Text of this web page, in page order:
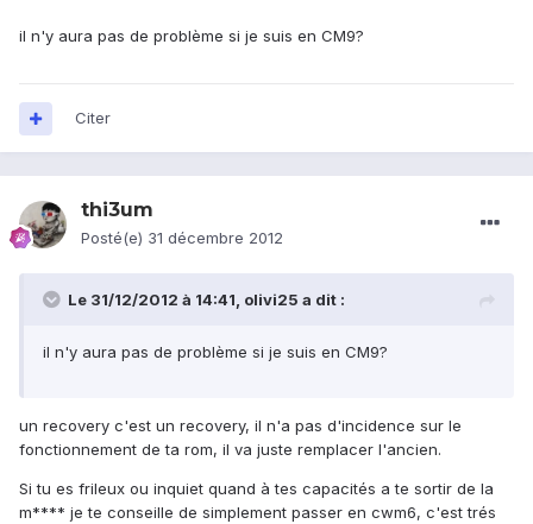
il n'y aura pas de problème si je suis en CM9?
Citer
thi3um
Posté(e) 31 décembre 2012
Le 31/12/2012 à 14:41, olivi25 a dit :
il n'y aura pas de problème si je suis en CM9?
un recovery c'est un recovery, il n'a pas d'incidence sur le
fonctionnement de ta rom, il va juste remplacer l'ancien.
Si tu es frileux ou inquiet quand à tes capacités a te sortir de la
m**** je te conseille de simplement passer en cwm6, c'est trés